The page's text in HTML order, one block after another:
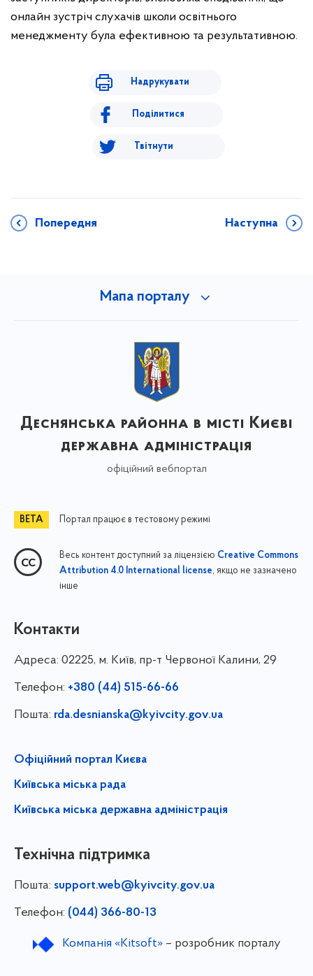
онлайн зустріч слухачів школи освітнього
менеджменту була ефективною та результативною.
Надрукувати
Поділитися
Твітнути
Попередня Наступна
Мапа порталу
Деснянська районна в місті Києві
державна адміністрація
офіційний вебпортал
Портал працює в тестовому режимі
Весь контент доступний за ліцензією Creative Commons
Attribution 4.0 International license, якщо не зазначено
інше
Контакти
Адреса: 02225, м. Київ, пр-т Червоної Калини, 29
Телефон: +380 (44) 515-66-66
Пошта: rda.desnianska@kyivcity.gov.ua
Офіційний портал Києва
Київська міська рада
Київська міська державна адміністрація
Технічна підтримка
Пошта: support.web@kyivcity.gov.ua
Телефон: (044) 366-80-13
Компанія «Kitsoft»– розробник порталу